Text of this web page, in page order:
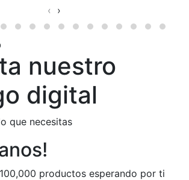
‹ ›
nuestro
digital
que necesitas
productos esperando por ti